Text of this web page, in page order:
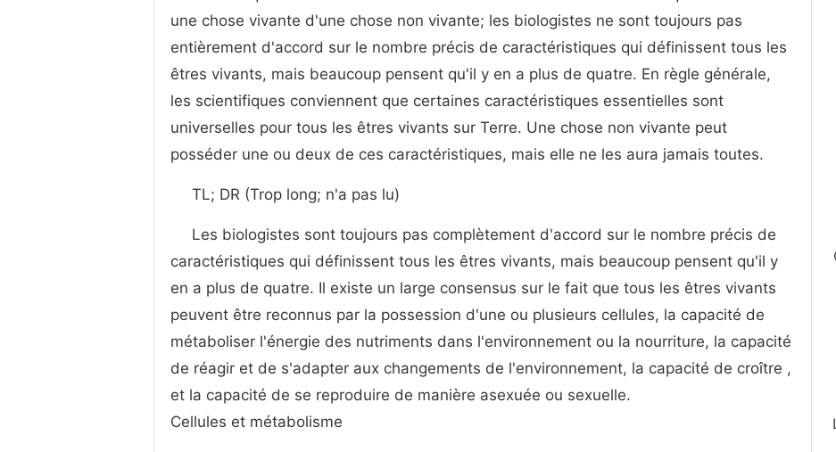
une chose vivante d'une chose non vivante; les biologistes ne sont toujours pas
entièrement d'accord sur le nombre précis de caractéristiques qui définissent tous les
êtres vivants, mais beaucoup pensent qu'il y en a plus de quatre. En règle générale,
les scientifiques conviennent que certaines caractéristiques essentielles sont
universelles pour tous les êtres vivants sur Terre. Une chose non vivante peut
posséder une ou deux de ces caractéristiques, mais elle ne les aura jamais toutes.
TL; DR (Trop long; n'a pas lu)
Les biologistes sont toujours pas complètement d'accord sur le nombre précis de
caractéristiques qui définissent tous les êtres vivants, mais beaucoup pensent qu'il y
en a plus de quatre. Il existe un large consensus sur le fait que tous les êtres vivants
peuvent être reconnus par la possession d'une ou plusieurs cellules, la capacité de
métaboliser l'énergie des nutriments dans l'environnement ou la nourriture, la capacité
de réagir et de s'adapter aux changements de l'environnement, la capacité de croître ,
et la capacité de se reproduire de manière asexuée ou sexuelle.
Cellules et métabolisme